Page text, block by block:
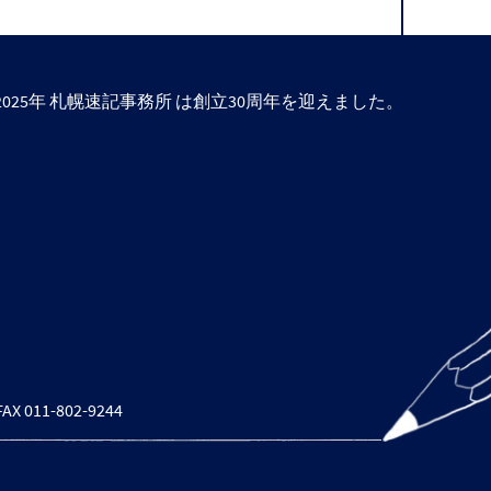
年 札幌速記事務所 は創立30周年を迎えました。
011-802-9244